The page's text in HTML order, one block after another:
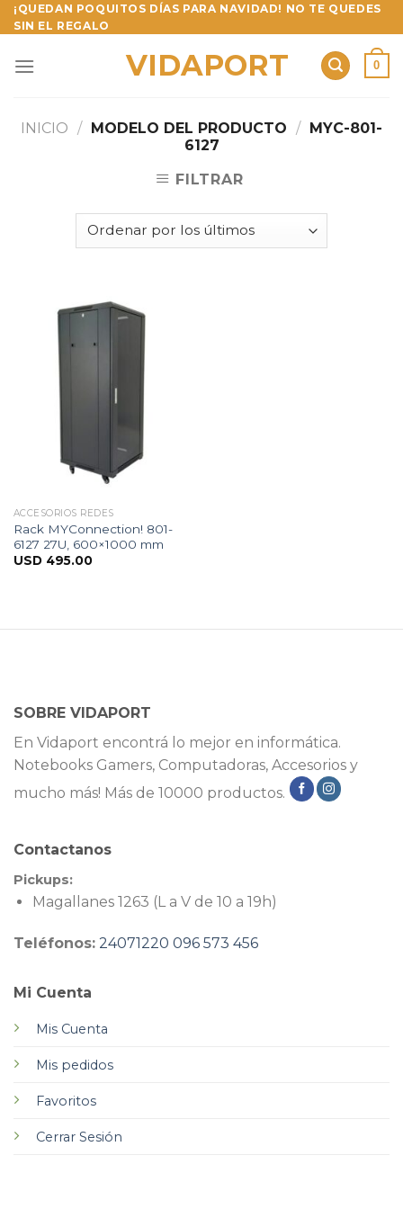
Skip
to
¡QUEDAN POQUITOS DÍAS PARA NAVIDAD! NO TE QUEDES
SIN EL REGALO
VIDAPORT 0
INICIO / MODELO DEL PRODUCTO / MYC-801-
6127
FILTRAR
ACCESORIOS REDES
Rack MYConnection! 801-
6127 27U, 600×1000 mm
USD 495.00
SOBRE VIDAPORT
En Vidaport encontrá lo mejor en informática.
Notebooks Gamers, Computadoras, Accesorios y
mucho más! Más de 10000 productos.
Mi Cuenta
Mis Cuenta
Mis pedidos
Favoritos
Cerrar Sesión
Contactanos
Pickups:
Magallanes 1263 (L a V de 10 a 19h)
Teléfonos: 24071220 096 573 456